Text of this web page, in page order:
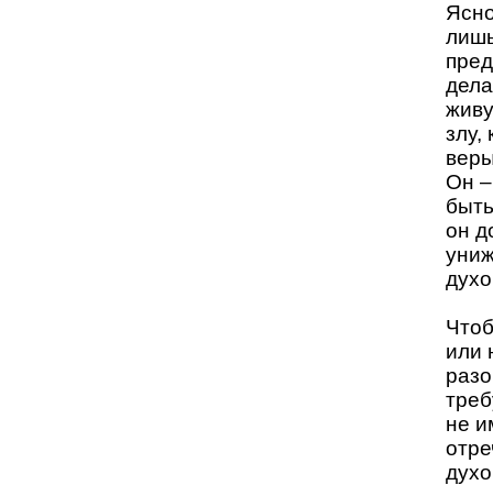
злу,
Он –
он
или
не